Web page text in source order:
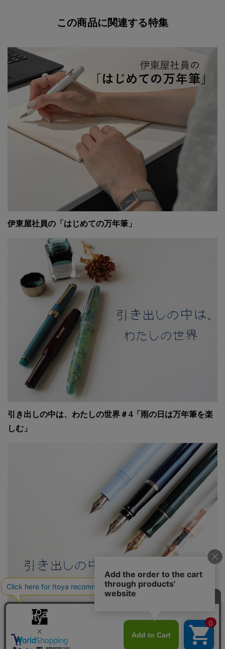
この商品に関連する特集
伊東屋社員の「はじめての万年筆」
引き出しの中は、わたしの世界＃4「雨の日は万年筆を楽
しむ」
引き出しの中は、わたしの世界 #6「万年筆デビュー、し
てみませんか？」